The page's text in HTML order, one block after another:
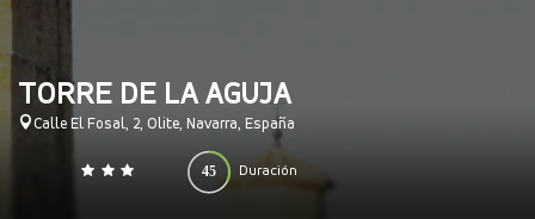
TORRE DE LA AGUJA
Calle El Fosal, 2, Olite, Navarra, España
Duración
45
0 140